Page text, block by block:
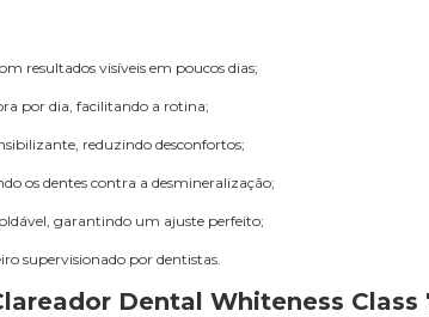
resultados visíveis em poucos dias;
por dia, facilitando a rotina;
reduzindo desconfortos;
os dentes contra a desmineralização;
garantindo um ajuste perfeito;
supervisionado por dentistas.
Dental Whiteness Class